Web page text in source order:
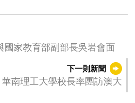
國家教育部副部長吳岩會面
下一則新聞
華南理工大學校長率團訪澳大